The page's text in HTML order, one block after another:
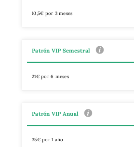
10,5€ por 3 meses
Patrón VIP Semestral
21€ por 6 meses
Patrón VIP Anual
35€ por 1 año